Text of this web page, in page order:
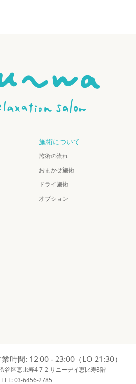
施術について
施術の流れ
おまかせ施術
ドライ施術
オプション
時間: 12:00 - 23:00（LO 21:30）
谷区恵比寿4-7-2 サニーデイ恵比寿3階
TEL: 03-6456-2785